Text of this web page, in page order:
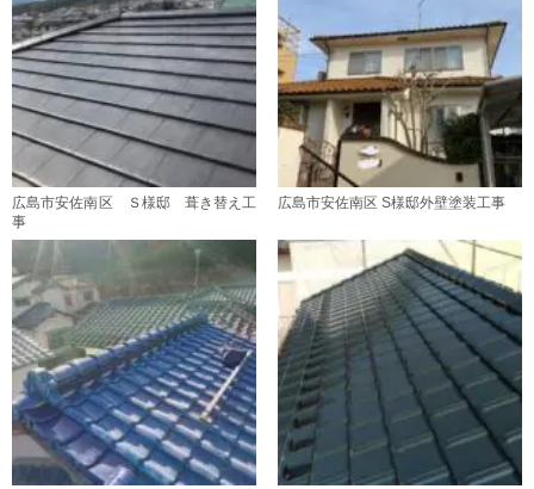
広島市安佐南区 Ｓ様邸 葺き替え工
事
広島市安佐南区 S様邸外壁塗装工事